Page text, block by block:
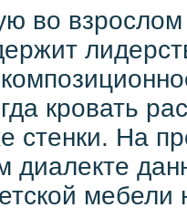
во
кровать
стенки. На
диалекте